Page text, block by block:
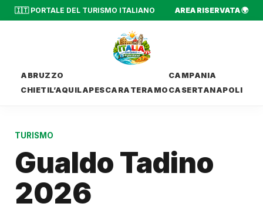
🇮🇹 PORTALE DEL TURISMO ITALIANO AREA RISERVATA 🌍
ABRUZZO
CHIETIL’AQUILAPESCARA TERAMO
CAMPANIA
CASERTANAPOLI
TURISMO
Gualdo Tadino
2026